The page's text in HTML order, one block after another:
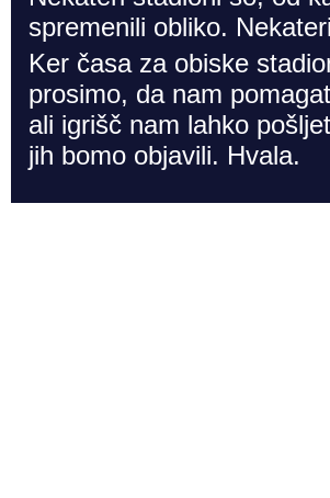
spremenili obliko.
Ker časa za obiske
prosimo, da nam
ali igrišč nam lahko
jih bomo objavili. Hvala.